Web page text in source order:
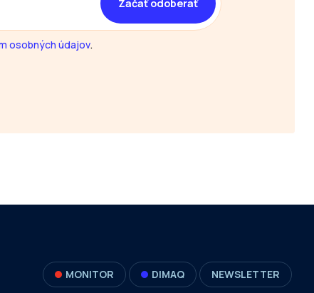
osobných údajov.
MONITOR DIMAQ NEWSLETTER